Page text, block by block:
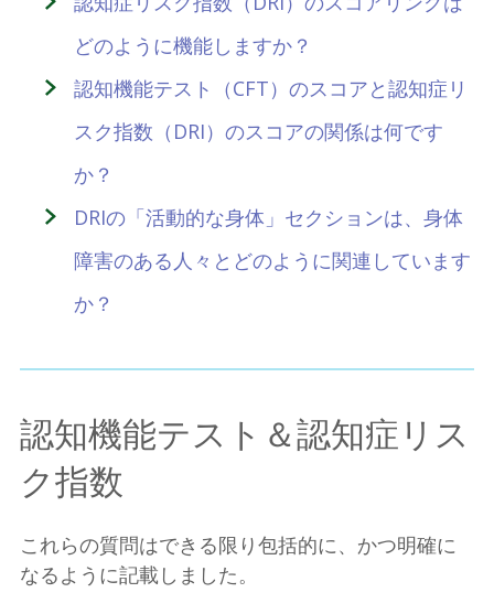
どのように機能しますか？
認知機能テスト（CFT）のスコアと認知症リ
スク指数（DRI）のスコアの関係は何です
か？
DRIの「活動的な身体」セクションは、身体
障害のある人々とどのように関連しています
か？
認知機能テスト＆認知症リス
ク指数
これらの質問はできる限り包括的に、かつ明確に
なるように記載しました。